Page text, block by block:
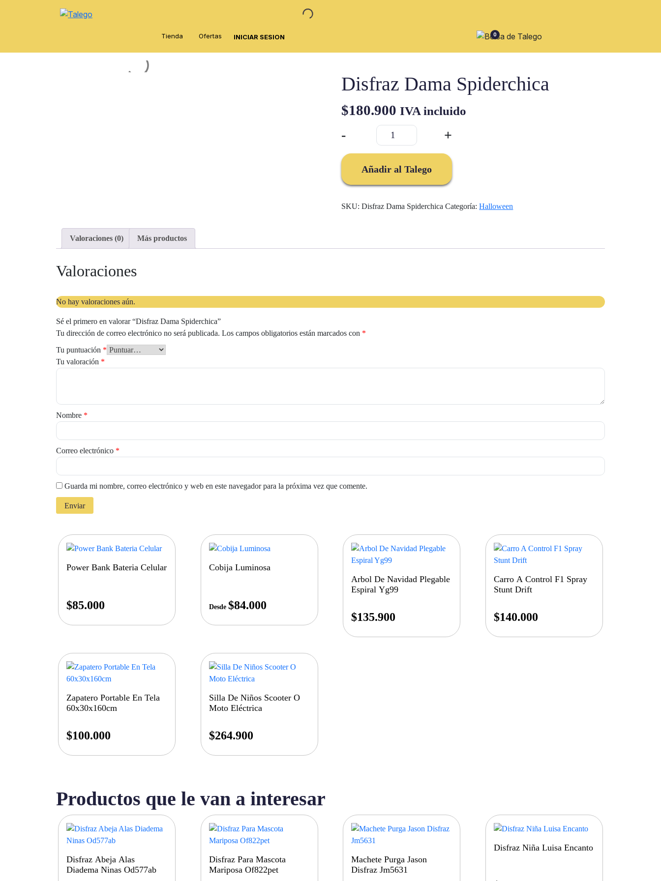
Tienda Ofertas INICIAR SESION 0
Disfraz Dama Spiderchica
$180.900 IVA incluido
-
Disfraz
Spiderchica
cantidad
+
Añadir al Talego
SKU:Disfraz Dama Spiderchica Categoría:Halloween
Valoraciones (0) Más productos
Valoraciones
No hay valoraciones aún.
Sé el primero en valorar “Disfraz Dama Spiderchica”
Tu dirección de correo electrónico no será publicada. Los campos obligatorios están marcados con *
Tu puntuación *
Tu valoración *
Nombre *
Correo electrónico *
Guarda mi nombre, correo electrónico y web en este navegador para la próxima vez que comente.
Power Bank Bateria Celular
$85.000
Cobija Luminosa
Desde $84.000
Arbol De Navidad Plegable
Espiral Yg99
$135.900
Carro A Control F1 Spray
Stunt Drift
$140.000
Zapatero Portable En Tela
60x30x160cm
$100.000
Silla De Niños Scooter O
Moto Eléctrica
$264.900
Productos que le van a interesar
Disfraz Abeja Alas
Diadema Ninas Od577ab
Disfraz Para Mascota
Mariposa Of822pet
Machete Purga Jason
Disfraz Jm5631
Disfraz Niña Luisa Encanto